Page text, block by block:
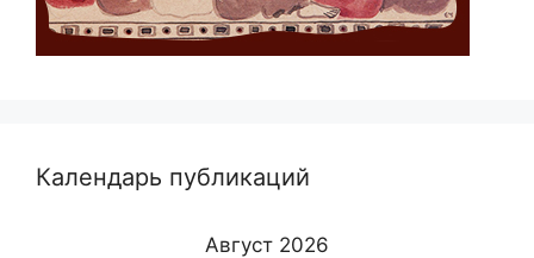
Календарь публикаций
Август 2026